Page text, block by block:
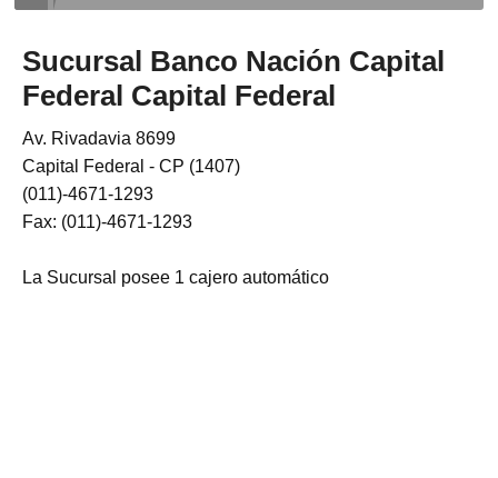
Sucursal Banco Nación Capital
Federal Capital Federal
Av. Rivadavia 8699
Capital Federal - CP (1407)
(011)-4671-1293
Fax: (011)-4671-1293
La Sucursal posee 1 cajero automático